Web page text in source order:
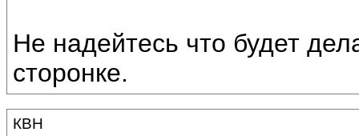
Не надейтесь что будет
сторонке.
КВН